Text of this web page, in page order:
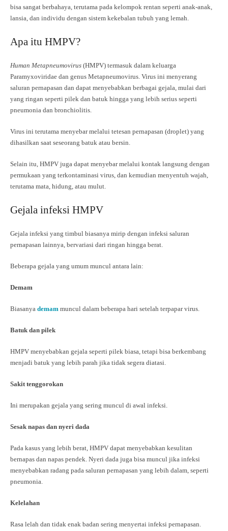
bisa sangat berbahaya, terutama pada kelompok rentan seperti anak-anak,
lansia, dan individu dengan sistem kekebalan tubuh yang lemah.
Apa itu HMPV?
Human Metapneumovirus (HMPV) termasuk dalam keluarga
Paramyxoviridae dan genus Metapneumovirus. Virus ini menyerang
saluran pernapasan dan dapat menyebabkan berbagai gejala, mulai dari
yang ringan seperti pilek dan batuk hingga yang lebih serius seperti
pneumonia dan bronchiolitis.
Virus ini terutama menyebar melalui tetesan pernapasan (droplet) yang
dihasilkan saat seseorang batuk atau bersin.
Selain itu, HMPV juga dapat menyebar melalui kontak langsung dengan
permukaan yang terkontaminasi virus, dan kemudian menyentuh wajah,
terutama mata, hidung, atau mulut.
Gejala infeksi HMPV
Gejala infeksi yang timbul biasanya mirip dengan infeksi saluran
pernapasan lainnya, bervariasi dari ringan hingga berat.
Beberapa gejala yang umum muncul antara lain:
Demam
Biasanya demam muncul dalam beberapa hari setelah terpapar virus.
Batuk dan pilek
HMPV menyebabkan gejala seperti pilek biasa, tetapi bisa berkembang
menjadi batuk yang lebih parah jika tidak segera diatasi.
Sakit tenggorokan
Ini merupakan gejala yang sering muncul di awal infeksi.
Sesak napas dan nyeri dada
Pada kasus yang lebih berat, HMPV dapat menyebabkan kesulitan
bernapas dan napas pendek. Nyeri dada juga bisa muncul jika infeksi
menyebabkan radang pada saluran pernapasan yang lebih dalam, seperti
pneumonia.
Kelelahan
Rasa lelah dan tidak enak badan sering menyertai infeksi pernapasan.